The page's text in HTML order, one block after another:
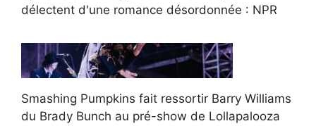
délectent d'une romance désordonnée : NPR
Smashing Pumpkins fait ressortir Barry Williams
du Brady Bunch au pré-show de Lollapalooza